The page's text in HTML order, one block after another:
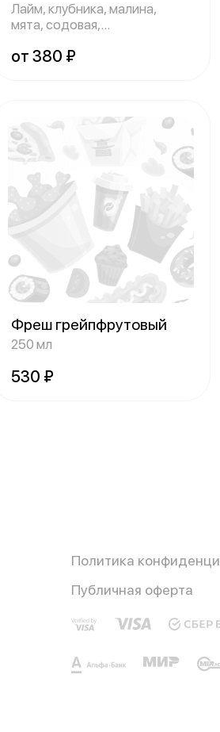
Лайм, клубника, малина,
мята, содовая,
от 380 ₽
Фреш грейпфрутовый
250 мл
530 ₽
Политика
Публичная оферта